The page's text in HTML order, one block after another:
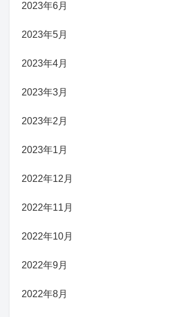
2023年6月
2023年5月
2023年4月
2023年3月
2023年2月
2023年1月
2022年12月
2022年11月
2022年10月
2022年9月
2022年8月